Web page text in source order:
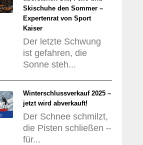
Skischuhe den Sommer –
Expertenrat von Sport
Kaiser
Der letzte Schwung
ist gefahren, die
Sonne steh...
Winterschlussverkauf 2025 –
jetzt wird abverkauft!
Der Schnee schmilzt,
die Pisten schließen –
für...